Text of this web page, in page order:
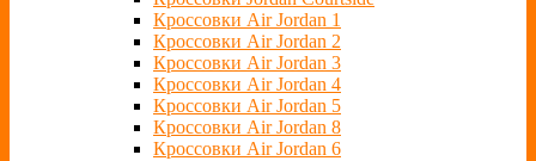
Кроссовки Air Jordan 1
Кроссовки Air Jordan 2
Кроссовки Air Jordan 3
Кроссовки Air Jordan 4
Кроссовки Air Jordan 5
Кроссовки Air Jordan 8
Кроссовки Air Jordan 6